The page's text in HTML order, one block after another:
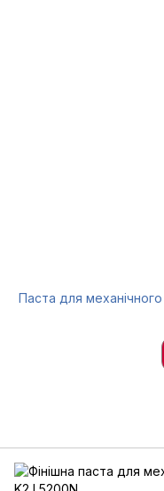
Паста для механічного